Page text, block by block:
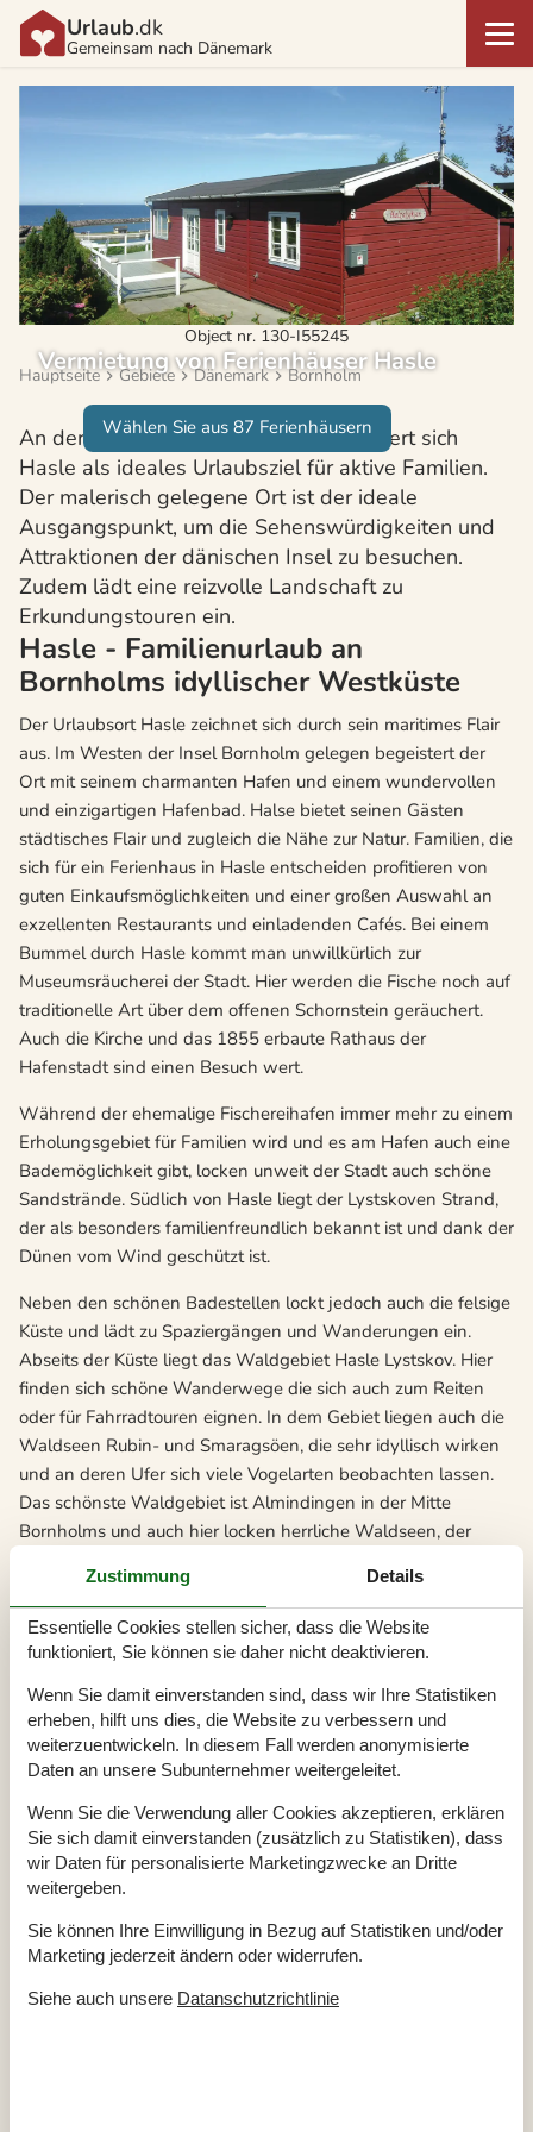
Urlaub.dk
Gemeinsam nach Dänemark
Object nr. 130-I55245
Vermietung von Ferienhäuser Hasle
Wählen Sie aus 87 Ferienhäusern
Hauptseite Gebiete Dänemark Bornholm
An der Westküste Bornholms präsentiert sich
Hasle als ideales Urlaubsziel für aktive Familien.
Der malerisch gelegene Ort ist der ideale
Ausgangspunkt, um die Sehenswürdigkeiten und
Attraktionen der dänischen Insel zu besuchen.
Zudem lädt eine reizvolle Landschaft zu
Erkundungstouren ein.
Hasle - Familienurlaub an
Bornholms idyllischer Westküste
Der Urlaubsort Hasle zeichnet sich durch sein maritimes Flair
aus. Im Westen der Insel Bornholm gelegen begeistert der
Ort mit seinem charmanten Hafen und einem wundervollen
und einzigartigen Hafenbad. Halse bietet seinen Gästen
städtisches Flair und zugleich die Nähe zur Natur. Familien, die
sich für ein Ferienhaus in Hasle entscheiden profitieren von
guten Einkaufsmöglichkeiten und einer großen Auswahl an
exzellenten Restaurants und einladenden Cafés. Bei einem
Bummel durch Hasle kommt man unwillkürlich zur
Museumsräucherei der Stadt. Hier werden die Fische noch auf
traditionelle Art über dem offenen Schornstein geräuchert.
Auch die Kirche und das 1855 erbaute Rathaus der
Hafenstadt sind einen Besuch wert.
Während der ehemalige Fischereihafen immer mehr zu einem
Erholungsgebiet für Familien wird und es am Hafen auch eine
Bademöglichkeit gibt, locken unweit der Stadt auch schöne
Sandstrände. Südlich von Hasle liegt der Lystskoven Strand,
der als besonders familienfreundlich bekannt ist und dank der
Dünen vom Wind geschützt ist.
Neben den schönen Badestellen lockt jedoch auch die felsige
Küste und lädt zu Spaziergängen und Wanderungen ein.
Abseits der Küste liegt das Waldgebiet Hasle Lystskov. Hier
finden sich schöne Wanderwege die sich auch zum Reiten
oder für Fahrradtouren eignen. In dem Gebiet liegen auch die
Waldseen Rubin- und Smaragsöen, die sehr idyllisch wirken
und an deren Ufer sich viele Vogelarten beobachten lassen.
Das schönste Waldgebiet ist Almindingen in der Mitte
Bornholms und auch hier locken herrliche Waldseen, der
In und um Hasle gibt es viele Möglichkeiten der
Freizeitgestaltung. Empfehlenswert für Kunstinteressierte ist
ein Besuch der Galerie Grönbechsgaard, die mitten in der
Stadt liegt. Angler können hier nicht nur im Hafen der Stadt,
sondern auch an den Waldseen, entlang der Flüsse oder in
den Fischparks der Insel ihrem Sport nachgehen.
Golfanlagen. Familien können sich zudem auf den
Minigolfanlagen der Insel vergnügen oder sich ein Boot für
einen Familienausflug mieten. Auch für Familienradtouren
bietet ein 250 km umfassendes Netz aus Fahrradwegen. In
der 12 km entfernten Stadt Rönne können die Bowlinghalle
und die Schwimmhalle besucht werden. Zudem bietet sich
Zustimmung Details
Essentielle Cookies stellen sicher, dass die Website
funktioniert, Sie können sie daher nicht deaktivieren.
Wenn Sie damit einverstanden sind, dass wir Ihre Statistiken
erheben, hilft uns dies, die Website zu verbessern und
weiterzuentwickeln. In diesem Fall werden anonymisierte
Daten an unsere Subunternehmer weitergeleitet.
Wenn Sie die Verwendung aller Cookies akzeptieren, erklären
Sie sich damit einverstanden (zusätzlich zu Statistiken), dass
wir Daten für personalisierte Marketingzwecke an Dritte
weitergeben.
Sie können Ihre Einwilligung in Bezug auf Statistiken und/oder
Marketing jederzeit ändern oder widerrufen.
Siehe auch unsere Datanschutzrichtlinie